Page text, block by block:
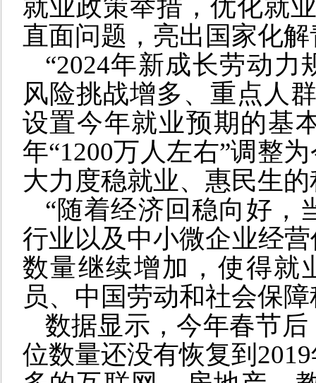
就业政策举措，优化就
直面问题，亮出国家化
“2024年新成长劳动力
风险挑战增多、重点人
设置今年就业预期的基
年“1200万人左右”调整
大力度稳就业、惠民生
“随着经济回稳向好，
行业以及中小微企业经
数量继续增加，使得就
员、中国劳动和社会保
数据显示，今年春节
位数量还没有恢复到